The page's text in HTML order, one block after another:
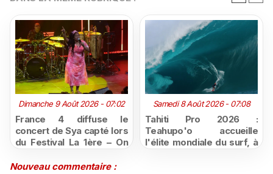
Dimanche 9 Août 2026 - 07:02
France 4 diffuse le
concert de Sya capté lors
du Festival La 1ère – On
Samedi 8 Août 2026 - 07:08
Tahiti Pro 2026 :
Teahupo'o accueille
l'élite mondiale du surf, à
Nouveau commentaire :